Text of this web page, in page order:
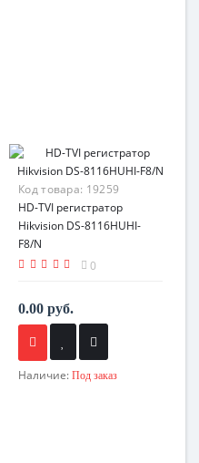
Код товара: 19259
HD-TVI регистратор
Hikvision DS-8116HUHI-
F8/N
0
0.00 руб.
Наличие: Под заказ